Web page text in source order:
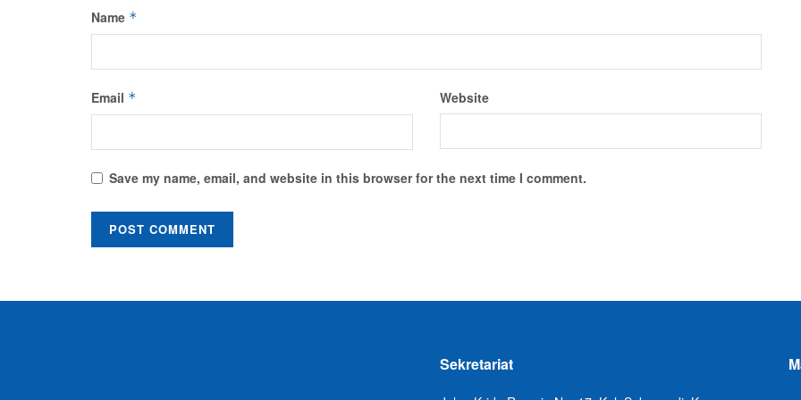
Name *
Email * Website
Save my name, email, and website in this browser for the next time I comment.
Sekretariat